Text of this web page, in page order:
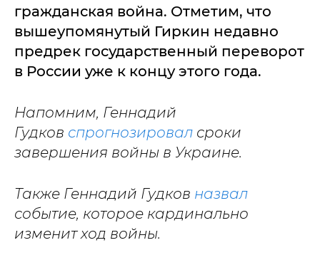
гражданская война. Отметим, что
вышеупомянутый Гиркин недавно
предрек государственный переворот
в России уже к концу этого года.
Напомним, Геннадий
Гудков спрогнозировал сроки
завершения войны в Украине.
Также Геннадий Гудков назвал
событие, которое кардинально
изменит ход войны.